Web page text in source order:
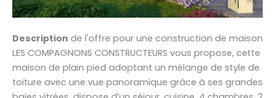
Description de l'offre pour une construction de maison
LES COMPAGNONS CONSTRUCTEURS vous propose, cette
maison de plain pied adoptant un mélange de style de
toiture avec une vue panoramique grâce à ses grandes